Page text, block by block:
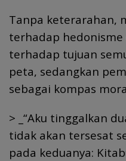
Tanpa keterarahan,
terhadap hedonisme
terhadap tujuan
peta, sedangkan
> _“Aku tinggalkan
tidak akan tersesat
pada keduanya: